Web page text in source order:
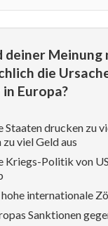
deiner Meinung
die
Europa?
Staaten drucken zu
zu viel Geld aus
Kriegs-Politik von
hohe internationale
Sanktionen